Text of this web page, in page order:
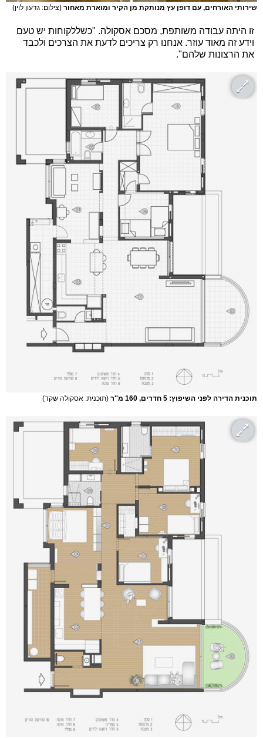
שירותי האורחים, עם דופן עץ מנותקת מן הקיר ומוארת מאחור (צילום: גדעון לוין)
זו היתה עבודה משותפת, מסכם אסקולה. "כשללקוחות יש טעם
וידע זה מאוד עוזר. אנחנו רק צריכים לדעת את הצרכים ולכבד
את הרצונות שלהם".
תוכנית הדירה לפני השיפוץ: 5 חדרים, 160 מ''ר (תוכנית: אסקולה שקד)